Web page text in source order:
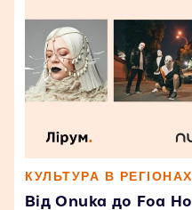
КУЛЬТУРА В РЕГІОНАХ
Від Onuka до Foa